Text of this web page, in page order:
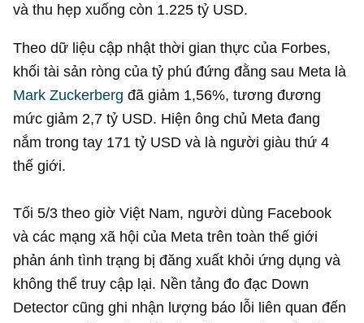
và thu hẹp xuống còn 1.225 tỷ USD.
Theo dữ liệu cập nhật thời gian thực của Forbes,
khối tài sản ròng của tỷ phú đứng đằng sau Meta là
Mark Zuckerberg đã giảm 1,56%, tương đương
mức giảm 2,7 tỷ USD. Hiện ông chủ Meta đang
nắm trong tay 171 tỷ USD và là người giàu thứ 4
thế giới.
Tối 5/3 theo giờ Việt Nam, người dùng Facebook
và các mạng xã hội của Meta trên toàn thế giới
phản ánh tình trạng bị đăng xuất khỏi ứng dụng và
không thể truy cập lại. Nền tảng đo đạc Down
Detector cũng ghi nhận lượng báo lỗi liên quan đến